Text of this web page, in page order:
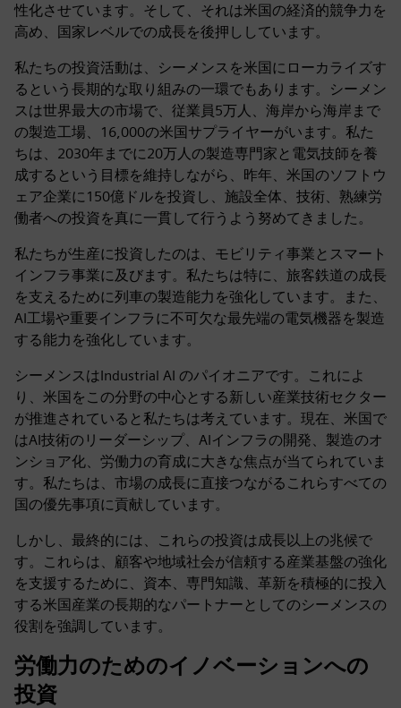
性化させています。そして、それは米国の経済的競争力を
高め、国家レベルでの成長を後押ししています。
私たちの投資活動は、シーメンスを米国にローカライズす
るという長期的な取り組みの一環でもあります。シーメン
スは世界最大の市場で、従業員5万人、海岸から海岸まで
の製造工場、16,000の米国サプライヤーがいます。私た
ちは、2030年までに20万人の製造専門家と電気技師を養
成するという目標を維持しながら、昨年、米国のソフトウ
ェア企業に150億ドルを投資し、施設全体、技術、熟練労
働者への投資を真に一貫して行うよう努めてきました。
私たちが生産に投資したのは、モビリティ事業とスマート
インフラ事業に及びます。私たちは特に、旅客鉄道の成長
を支えるために列車の製造能力を強化しています。また、
AI工場や重要インフラに不可欠な最先端の電気機器を製造
する能力を強化しています。
シーメンスはIndustrial AI のパイオニアです。これによ
り、米国をこの分野の中心とする新しい産業技術セクター
が推進されていると私たちは考えています。現在、米国で
はAI技術のリーダーシップ、AIインフラの開発、製造のオ
ンショア化、労働力の育成に大きな焦点が当てられていま
す。私たちは、市場の成長に直接つながるこれらすべての
国の優先事項に貢献しています。
しかし、最終的には、これらの投資は成長以上の兆候で
す。これらは、顧客や地域社会が信頼する産業基盤の強化
を支援するために、資本、専門知識、革新を積極的に投入
する米国産業の長期的なパートナーとしてのシーメンスの
役割を強調しています。
労働力のためのイノベーションへの
投資